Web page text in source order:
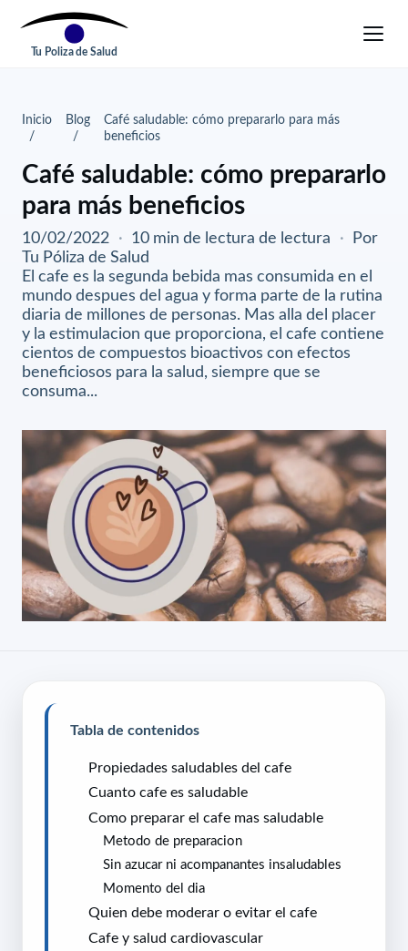
Tu Poliza de Salud
Inicio Blog
Café saludable: cómo prepararlo para más
beneficios
Café saludable: cómo prepararlo
para más beneficios
10/02/2022 · 10 min de lectura de lectura ·
Por
Tu Póliza de Salud
El cafe es la segunda bebida mas consumida en el
mundo despues del agua y forma parte de la rutina
diaria de millones de personas. Mas alla del placer
y la estimulacion que proporciona, el cafe contiene
cientos de compuestos bioactivos con efectos
beneficiosos para la salud, siempre que se
consuma...
Tabla de contenidos
Propiedades saludables del cafe
Cuanto cafe es saludable
Como preparar el cafe mas saludable
Metodo de preparacion
Sin azucar ni acompanantes insaludables
Momento del dia
Quien debe moderar o evitar el cafe
Cafe y salud cardiovascular